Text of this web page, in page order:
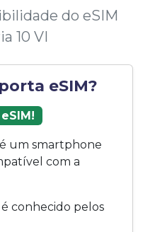
do eSIM
10 VI
eSIM?
é um smartphone
com a
conhecido pelos